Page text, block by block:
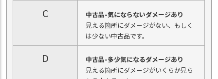
C
中古品-気にならないダメージあり
見える箇所にダメージがない、もしく
は少ない中古品です。
D
中古品-多少気になるダメージあり
見える箇所にダメージがいくらか見ら